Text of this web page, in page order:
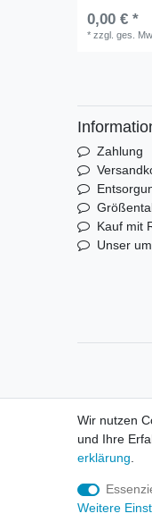
0,00 € *
*zzgl. ges.
Zahlung
Kauf mit
Unser
©
Alle
Preise
Wir nutzen
und Ihre
erklärung
Weitere